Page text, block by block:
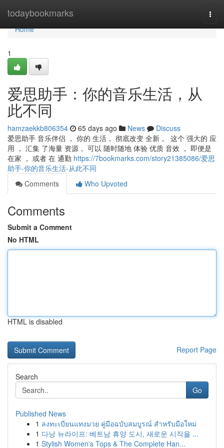
todaybookmarks
Home
Home
1
爱思助手：你的音乐生活，从
此不同
hamzaekkb806354 65 days ago News
Discuss
爱思助手 音乐伴侣 ， 你的 生活， 彻底改变 全新 。 这个 强大的 应
用 ， 汇集 了海量 资源， 可以 随时随地 体验 优质 音效 ， 即便是
在家 ， 或者 在 通勤 https://7bookmarks.com/story21385086/爱思
助手-你的音乐生活-从此不同
Comments
Who Upvoted
Comments
Submit a Comment
No HTML
HTML is disabled
Report Page
Search
Go
Published News
1 ลงทะเบียนแทงมวย คู่มือฉบับสมบูรณ์ สำหรับมือใหม่
1 다낭 뉴라이프: 베트남 휴양 도시, 새로운 시작을 ...
1 Stylish Women's Tops & The Complete Han...